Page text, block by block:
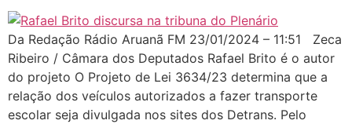
Da Redação Rádio Aruanã FM 23/01/2024 – 11:51 Zeca
Ribeiro / Câmara dos Deputados Rafael Brito é o autor
do projeto O Projeto de Lei 3634/23 determina que a
relação dos veículos autorizados a fazer transporte
escolar seja divulgada nos sites dos Detrans. Pelo